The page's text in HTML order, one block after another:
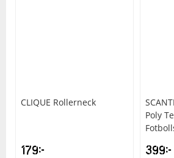
CLIQUE Rollerneck
179kr
Poly
399kr